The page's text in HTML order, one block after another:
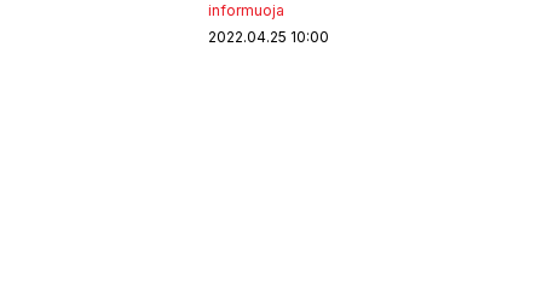
informuoja
2022.04.25 10:00